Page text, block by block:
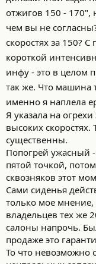
отжигов 150 - 170",
чем вы не
скоростях за 150?
короткой
инфу - это в целом
так же. Что машина
именно я наплела
Я указала на
высоких
существенны.
Попогрей ужасный
пятой точкой,
сквозняков этот
Сами сиденья
только мое
владельцев тех же
салоны напрочь.
продаже это
То что невозможно